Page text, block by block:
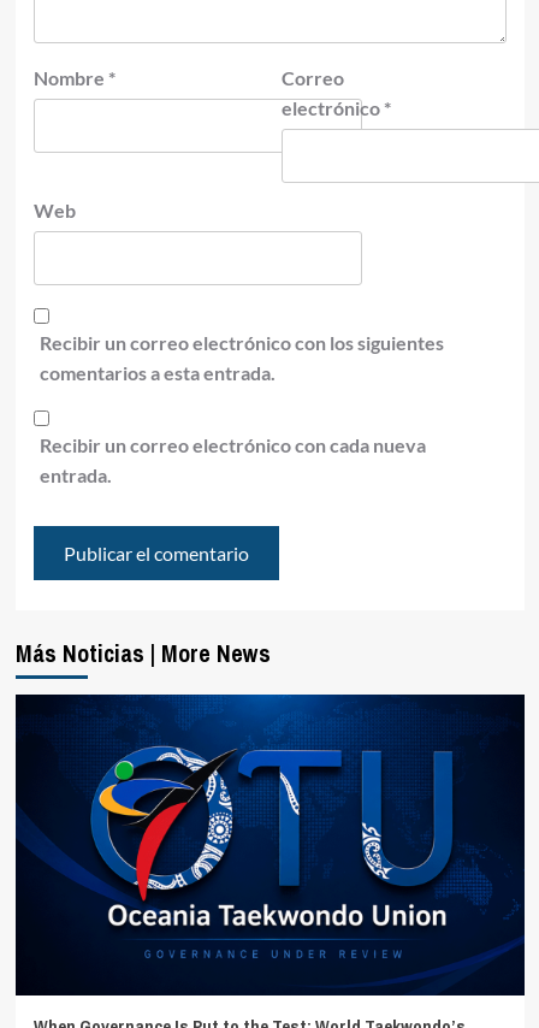
Nombre *
Correo
electrónico *
Web
Recibir un correo electrónico con los siguientes
comentarios a esta entrada.
Recibir un correo electrónico con cada nueva
entrada.
Más Noticias | More News